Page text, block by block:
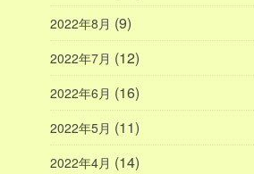
2022年8月 (9)
2022年7月 (12)
2022年6月 (16)
2022年5月 (11)
2022年4月 (14)